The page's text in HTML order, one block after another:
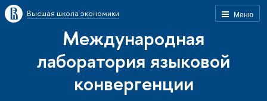
Меню
Высшая школа экономики
Международная
лаборатория языковой
конвергенции